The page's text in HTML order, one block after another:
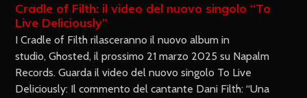
Cradle of Filth: il video del nuovo singolo “To
Live Deliciously”
I Cradle of Filth rilasceranno il nuovo album in
studio, Ghosted, il prossimo 21 marzo 2025 su Napalm
Records. Guarda il video del nuovo singolo To Live
Deliciously: Il commento del cantante Dani Filth: “Una